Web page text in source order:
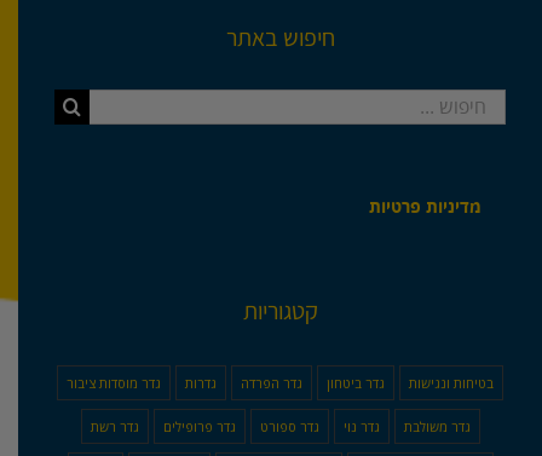
חיפוש באתר
חיפוש...
מדיניות פרטיות
קטגוריות
בטיחות ונגישות גדר ביטחון גדר הפרדה גדרות גדר מוסדות ציבור
גדר משולבת גדר נוי גדר ספורט גדר פרופילים גדר רשת